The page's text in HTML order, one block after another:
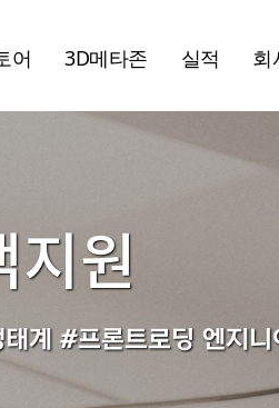
어 3D메타존 실적 회
지원
계 #프론트로딩 엔지니